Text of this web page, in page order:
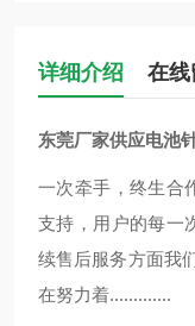
详细介绍 在线
东莞厂家供应电池
一次牵手，终生合
支持，用户的每一
续售后服务方面我
在努力着.............